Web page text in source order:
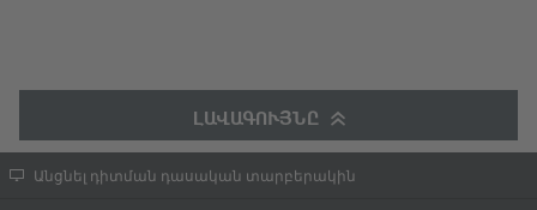
ԼԱՎԱԳՈՒՅՆԸ
Անցնել դիտման դասական տարբերակին